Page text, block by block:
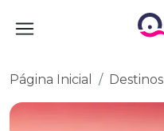
Página Inicial Destinos